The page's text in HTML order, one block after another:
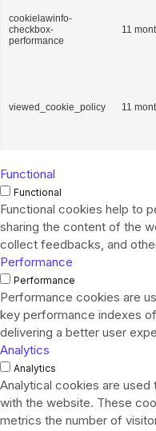
cookielawinfo-
checkbox-
performance
11
viewed_cookie_policy 11
Functional
Functional
Functional cookies help to
sharing the content of the
collect feedbacks, and
Performance
Performance
Performance cookies are
key performance indexes
delivering a better user
Analytics
Analytics
Analytical cookies are
with the website. These
metrics the number of